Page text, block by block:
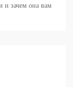
и зачем она вам